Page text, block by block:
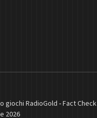
giochi RadioGold-Fact Check
2026